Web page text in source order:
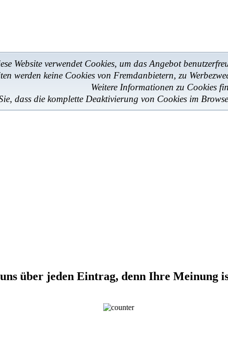
Website verwendet Cookies, um das Angebot
werden keine Cookies von Fremdanbietern, zu
Weitere Informationen zu Cookies
dass die komplette Deaktivierung von Cookies im
über jeden Eintrag, denn Ihre Meinung